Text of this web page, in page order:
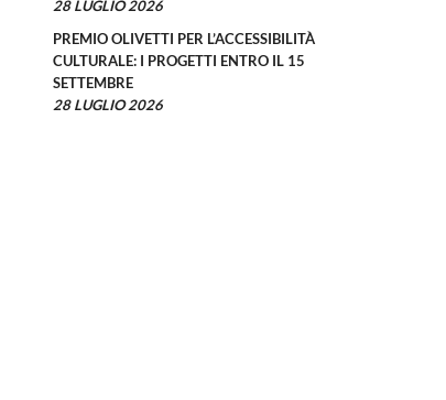
28 LUGLIO 2026
PREMIO OLIVETTI PER L’ACCESSIBILITÀ
CULTURALE: I PROGETTI ENTRO IL 15
SETTEMBRE
28 LUGLIO 2026